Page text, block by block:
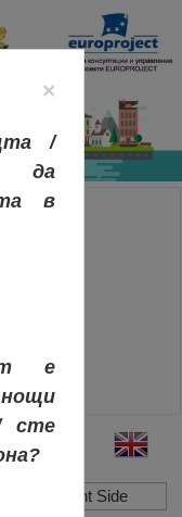
Hide Right Side
×
/
да
в
е
сте